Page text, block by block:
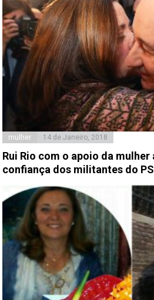
mulher 14 de Janeiro, 2018
Rui Rio com o apoio da
confiança dos militantes do